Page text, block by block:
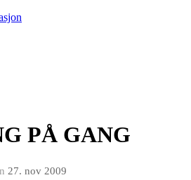
PÅ GANG
27. nov 2009